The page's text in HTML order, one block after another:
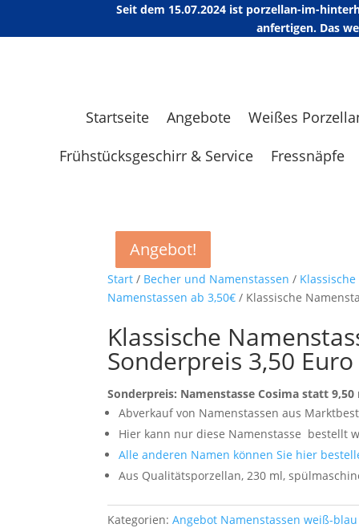
Seit dem 15.07.2024 ist porzellan-im-
anfertigen. Das
Startseite Angebote
Weißes
Frühstücksgeschirr & Service
Fressnäpfe
Start / Becher und Namenstassen /
Namenstassen ab 3,50€ / Klassische
Angebot!
Klassische
Sonderpreis 3,50 Euro
Sonderpreis: Namenstasse Cosima statt 9,50
Abverkauf von Namenstassen aus
Hier kann nur diese Namenstasse bestellt
Alle anderen Namen können Sie hier
Aus Qualitätsporzellan, 230 ml,
Kategorien:Angebot Namenstassen weiß-
Angebot!
Angebot!
Angebot!